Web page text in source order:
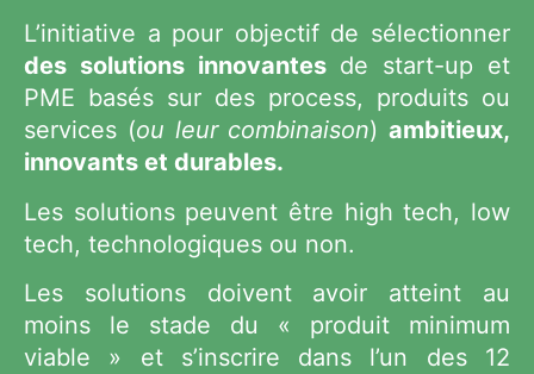
L’initiative a pour objectif de sélectionner
des solutions innovantesde start-up et
PME basés sur des process, produits ou
services (ou leur combinaison) ambitieux,
innovants et durables.
Les solutions peuvent être high tech, low
tech, technologiques ou non.
Les solutions doivent avoir atteint au
moins le stade du « produit minimum
viable » et s’inscrire dans l’un des 12